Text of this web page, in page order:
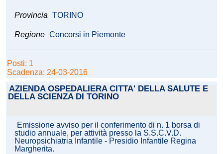
Provincia TORINO
Regione Concorsi in Piemonte
Posti: 1
Scadenza: 24-03-2016
AZIENDA OSPEDALIERA CITTA' DELLA SALUTE E
DELLA SCIENZA DI TORINO
Emissione avviso per il conferimento di n. 1 borsa di
studio annuale, per attività presso la S.S.C.V.D.
Neuropsichiatria Infantile - Presidio Infantile Regina
Margherita.